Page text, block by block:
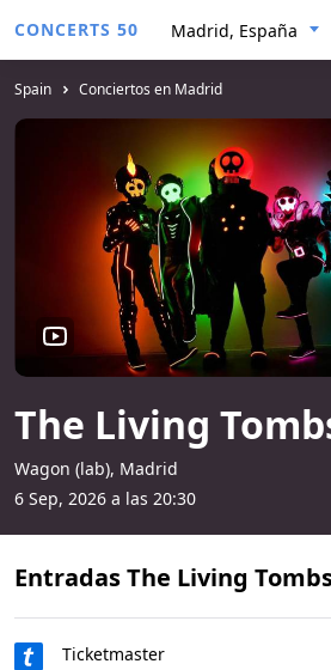
CONCERTS 50 Madrid, España
Spain Conciertos en Madrid
The Living
6 Sep, 2026 a las 20:30
Wagon (lab), Madrid
Entradas The Living
Ticketmaster